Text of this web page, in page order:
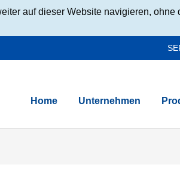
auf dieser Website navigieren,
Home Unternehmen